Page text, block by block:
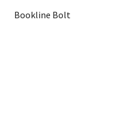
Bookline Bolt